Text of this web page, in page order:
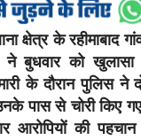
क्षेत्र के रहीमाबाद
ने बुधवार को खुलासा
के दौरान पुलिस ने
पास से चोरी किए
आरोपियों की पहचान